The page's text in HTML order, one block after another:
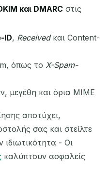
και DMARC στις
ID, Receivedκαι Content-
όπως το X-Spam-
μεγέθη και όρια MIME
αποτύχει,
σας και στείλτε
ιδιωτικότητα - Οι
καλύπτουν ασφαλείς